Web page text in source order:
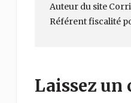
Auteur du site
Référent fiscalité
Laissez un